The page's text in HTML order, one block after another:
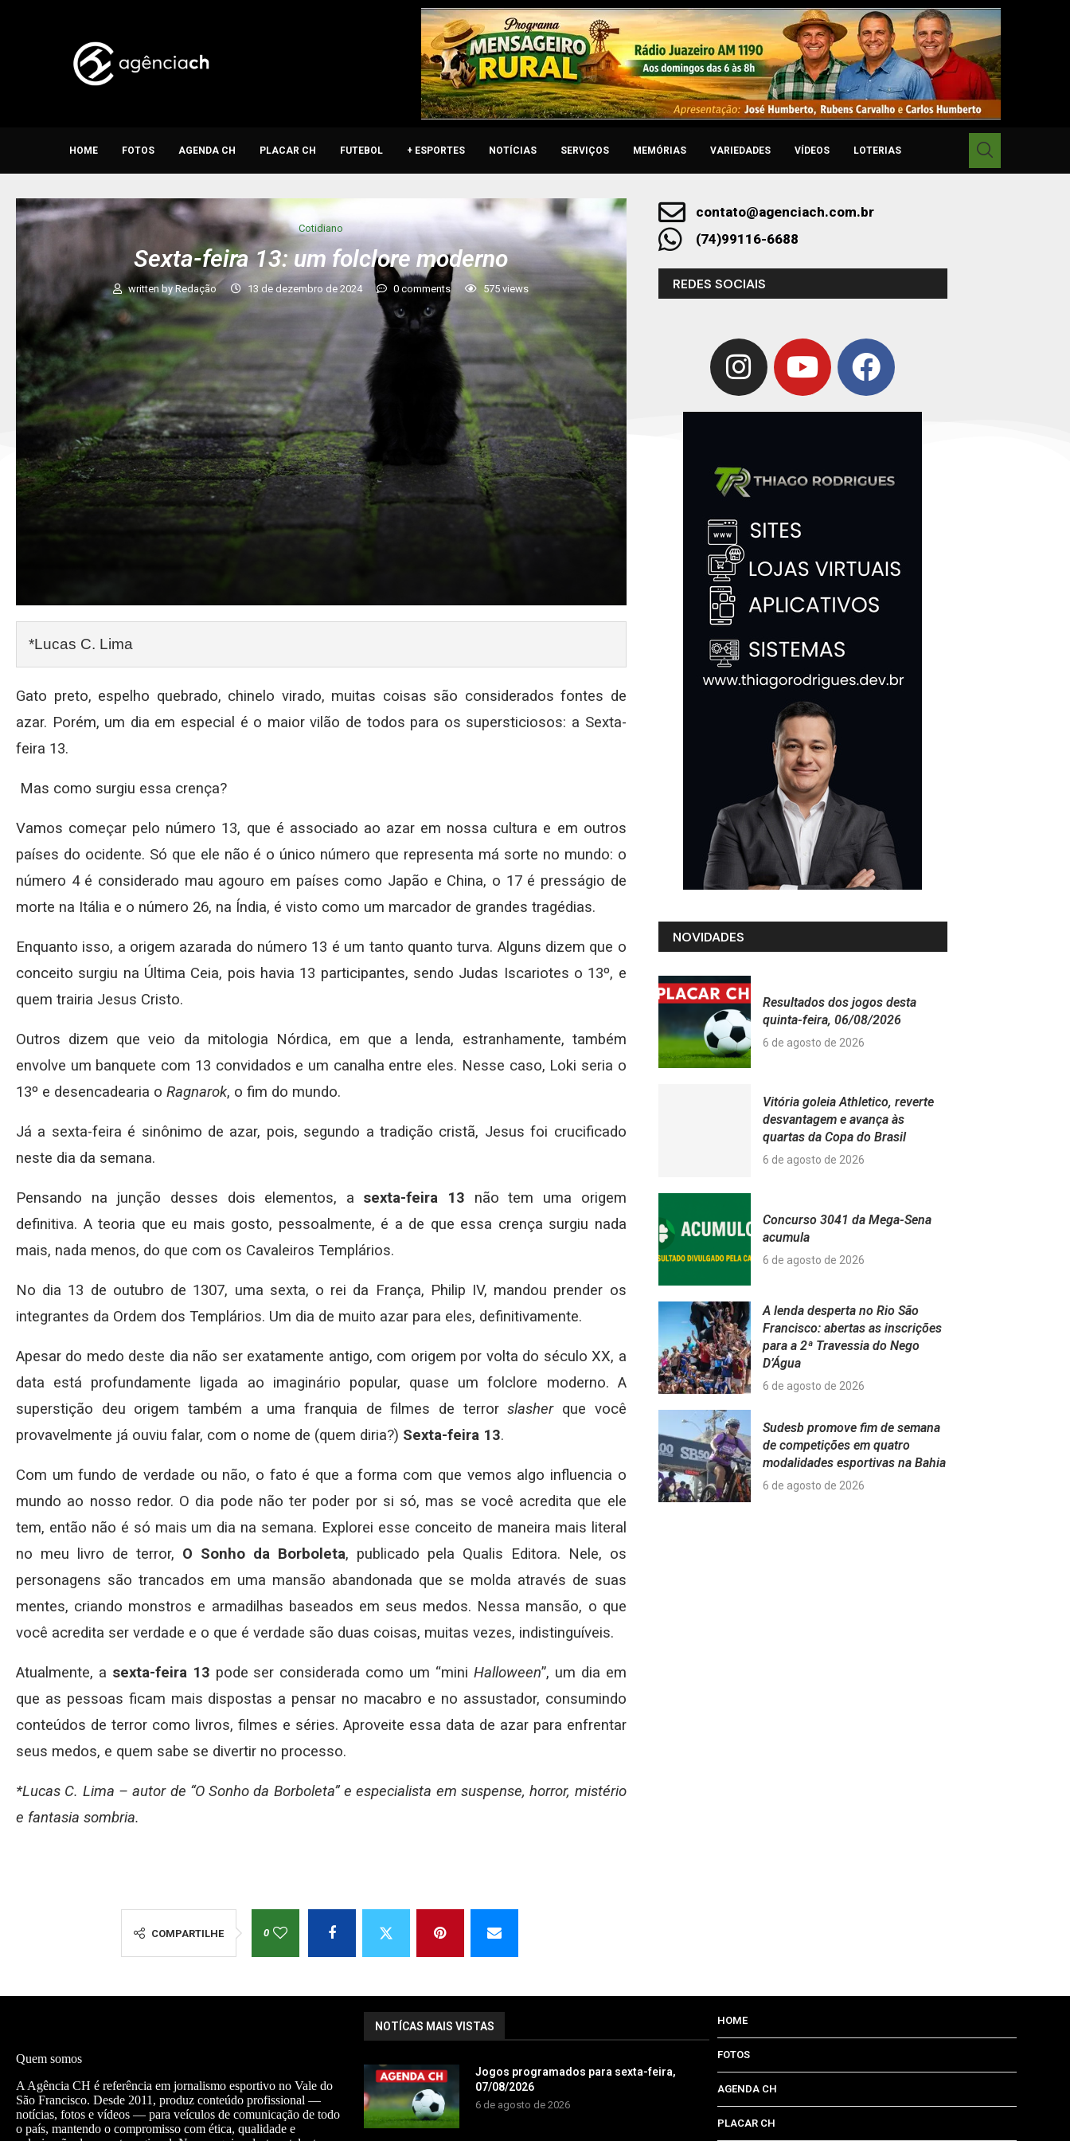
HOME FOTOS AGENDA CH PLACAR CH FUTEBOL + ESPORTES NOTÍCIAS SERVIÇOS MEMÓRIAS VARIEDADES VÍDEOS LOTERIAS
Cotidiano
Sexta-feira 13: um folclore moderno
written byRedação 13 de dezembro de 2024 0 comments 575 views
*Lucas C. Lima
Gato preto, espelho quebrado, chinelo virado, muitas coisas são considerados fontes de
azar. Porém, um dia em especial é o maior vilão de todos para os supersticiosos: a Sexta-
feira 13.
Mas como surgiu essa crença?
Vamos começar pelo número 13, que é associado ao azar em nossa cultura e em outros
países do ocidente. Só que ele não é o único número que representa má sorte no mundo: o
número 4 é considerado mau agouro em países como Japão e China, o 17 é presságio de
morte na Itália e o número 26, na Índia, é visto como um marcador de grandes tragédias.
Enquanto isso, a origem azarada do número 13 é um tanto quanto turva. Alguns dizem que o
conceito surgiu na Última Ceia, pois havia 13 participantes, sendo Judas Iscariotes o 13º, e
quem trairia Jesus Cristo.
Outros dizem que veio da mitologia Nórdica, em que a lenda, estranhamente, também
envolve um banquete com 13 convidados e um canalha entre eles. Nesse caso, Loki seria o
13º e desencadearia o Ragnarok, o fim do mundo.
Já a sexta-feira é sinônimo de azar, pois, segundo a tradição cristã, Jesus foi crucificado
neste dia da semana.
Pensando na junção desses dois elementos, a sexta-feira 13 não tem uma origem
definitiva. A teoria que eu mais gosto, pessoalmente, é a de que essa crença surgiu nada
mais, nada menos, do que com os Cavaleiros Templários.
No dia 13 de outubro de 1307, uma sexta, o rei da França, Philip IV, mandou prender os
integrantes da Ordem dos Templários. Um dia de muito azar para eles, definitivamente.
Apesar do medo deste dia não ser exatamente antigo, com origem por volta do século XX, a
data está profundamente ligada ao imaginário popular, quase um folclore moderno. A
superstição deu origem também a uma franquia de filmes de terrorslasherque você
provavelmente já ouviu falar, com o nome de (quem diria?) Sexta-feira 13.
Com um fundo de verdade ou não, o fato é que a forma com que vemos algo influencia o
mundo ao nosso redor. O dia pode não ter poder por si só, mas se você acredita que ele
tem, então não é só mais um dia na semana. Explorei esse conceito de maneira mais literal
no meu livro de terror, O Sonho da Borboleta, publicado pela Qualis Editora. Nele, os
personagens são trancados em uma mansão abandonada que se molda através de suas
mentes, criando monstros e armadilhas baseados em seus medos. Nessa mansão, o que
você acredita ser verdade e o que é verdade são duas coisas, muitas vezes, indistinguíveis.
Atualmente, a sexta-feira 13 pode ser considerada como um “mini Halloween”, um dia em
que as pessoas ficam mais dispostas a pensar no macabro e no assustador, consumindo
conteúdos de terror como livros, filmes e séries. Aproveite essa data de azar para enfrentar
seus medos, e quem sabe se divertir no processo.
*Lucas C. Lima – autor de “O Sonho da Borboleta” e especialista em suspense, horror, mistério
e fantasia sombria.
COMPARTILHE 0
contato@agenciach.com.br
(74)99116-6688
REDES SOCIAIS
NOVIDADES
Resultados dos jogos desta
quinta-feira, 06/08/2026
6 de agosto de 2026
Vitória goleia Athletico, reverte
desvantagem e avança às
quartas da Copa do Brasil
6 de agosto de 2026
Concurso 3041 da Mega-Sena
acumula
6 de agosto de 2026
A lenda desperta no Rio São
Francisco: abertas as inscrições
para a 2ª Travessia do Nego
D’Água
6 de agosto de 2026
Sudesb promove fim de semana
de competições em quatro
modalidades esportivas na Bahia
6 de agosto de 2026
Quem somos
A Agência CH é referência em jornalismo esportivo no Vale do
São Francisco. Desde 2011, produz conteúdo profissional —
notícias, fotos e vídeos — para veículos de comunicação de todo
o país, mantendo o compromisso com ética, qualidade e
NOTÍCAS MAIS VISTAS
Jogos programados para sexta-feira,
07/08/2026
6 de agosto de 2026
HOME
FOTOS
AGENDA CH
PLACAR CH